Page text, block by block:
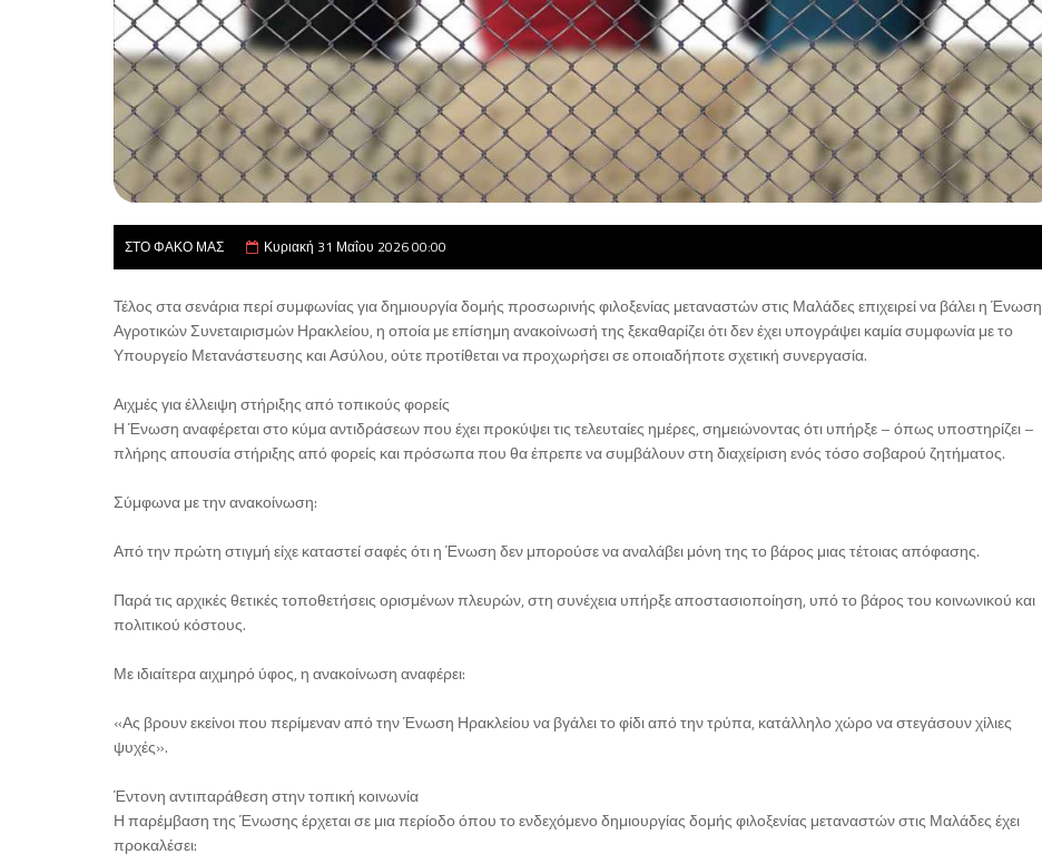
ΣΤΟ ΦΑΚΟ ΜΑΣ Κυριακή 31 Μαΐου 2026 00:00
Τέλος στα σενάρια περί συμφωνίας για δημιουργία δομής προσωρινής φιλοξενίας μεταναστών στις Μαλάδες επιχειρεί να βάλει η Ένωση
Αγροτικών Συνεταιρισμών Ηρακλείου, η οποία με επίσημη ανακοίνωσή της ξεκαθαρίζει ότι δεν έχει υπογράψει καμία συμφωνία με το
Υπουργείο Μετανάστευσης και Ασύλου, ούτε προτίθεται να προχωρήσει σε οποιαδήποτε σχετική συνεργασία.
Αιχμές για έλλειψη στήριξης από τοπικούς φορείς
Η Ένωση αναφέρεται στο κύμα αντιδράσεων που έχει προκύψει τις τελευταίες ημέρες, σημειώνοντας ότι υπήρξε – όπως υποστηρίζει –
πλήρης απουσία στήριξης από φορείς και πρόσωπα που θα έπρεπε να συμβάλουν στη διαχείριση ενός τόσο σοβαρού ζητήματος.
Σύμφωνα με την ανακοίνωση:
Από την πρώτη στιγμή είχε καταστεί σαφές ότι η Ένωση δεν μπορούσε να αναλάβει μόνη της το βάρος μιας τέτοιας απόφασης.
Παρά τις αρχικές θετικές τοποθετήσεις ορισμένων πλευρών, στη συνέχεια υπήρξε αποστασιοποίηση, υπό το βάρος του κοινωνικού και
πολιτικού κόστους.
Με ιδιαίτερα αιχμηρό ύφος, η ανακοίνωση αναφέρει:
«Ας βρουν εκείνοι που περίμεναν από την Ένωση Ηρακλείου να βγάλει το φίδι από την τρύπα, κατάλληλο χώρο να στεγάσουν χίλιες
ψυχές».
Έντονη αντιπαράθεση στην τοπική κοινωνία
Η παρέμβαση της Ένωσης έρχεται σε μια περίοδο όπου το ενδεχόμενο δημιουργίας δομής φιλοξενίας μεταναστών στις Μαλάδες έχει
προκαλέσει: